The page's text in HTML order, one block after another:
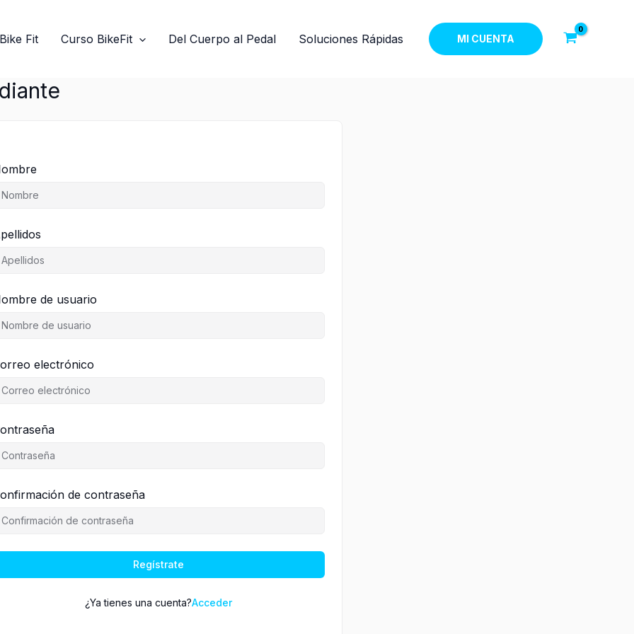
Fit Curso BikeFit Del Cuerpo al Pedal Soluciones Rápidas MI CUENTA
de usuario
electrónico
de contraseña
Regístrate
¿Ya tienes una cuenta?Acceder